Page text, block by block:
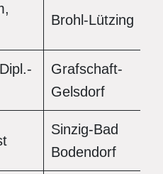
Brohl-Lützing
Grafschaft-
Gelsdorf
Sinzig-Bad
Bodendorf